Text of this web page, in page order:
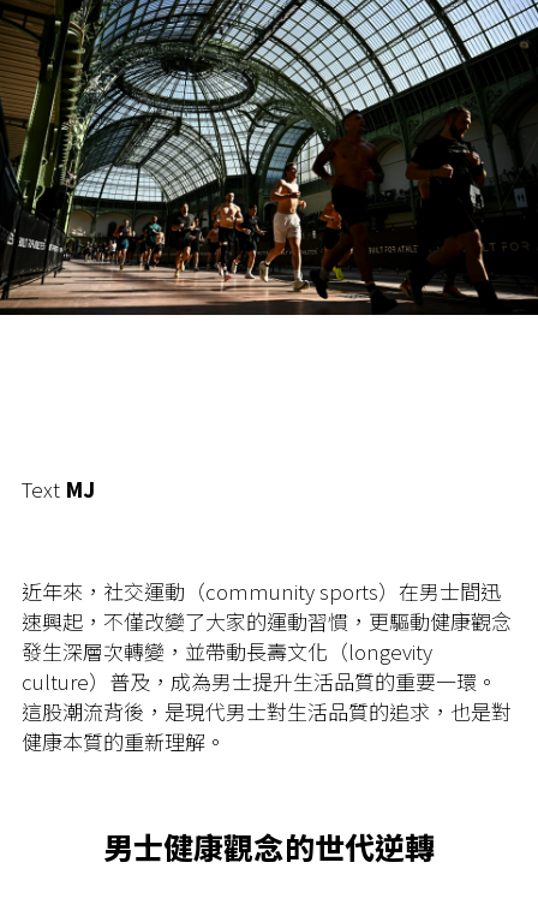
Text MJ
近年來，社交運動（community sports）在男士間迅
速興起，不僅改變了大家的運動習慣，更驅動健康觀念
發生深層次轉變，並帶動長壽文化（longevity
culture）普及，成為男士提升生活品質的重要一環。
這股潮流背後，是現代男士對生活品質的追求，也是對
健康本質的重新理解。
男士健康觀念的世代逆轉